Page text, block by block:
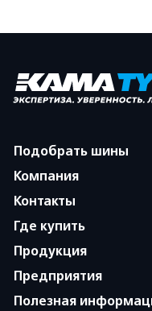
Подобрать шины
Компания
Контакты
Где купить
Продукция
Предприятия
Полезная